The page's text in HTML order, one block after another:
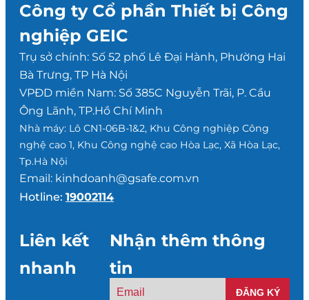
Công ty Cổ phần Thiết bị Công
nghiệp GEIC
Trụ sở chính: Số 52 phố Lê Đại Hành, Phường Hai
Bà Trưng, TP Hà Nội
VPĐD miền Nam: Số 385C Nguyễn Trãi, P. Cầu
Ông Lãnh, TP.Hồ Chí Minh
Nhà máy: Lô CN1-06B-1&2, Khu Công nghiệp Công
nghệ cao 1, Khu Công nghệ cao Hòa Lạc, Xã Hòa Lạc,
Tp.Hà Nội
Email: kinhdoanh@gsafe.com.vn
Hotline: 19002114
Liên kết
nhanh
Nhận thêm thông
tin